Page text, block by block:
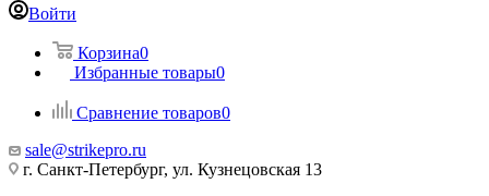
Войти
Корзина0
Избранные товары0
Сравнение товаров0
sale@strikepro.ru
г. Санкт-Петербург, ул. Кузнецовская 13